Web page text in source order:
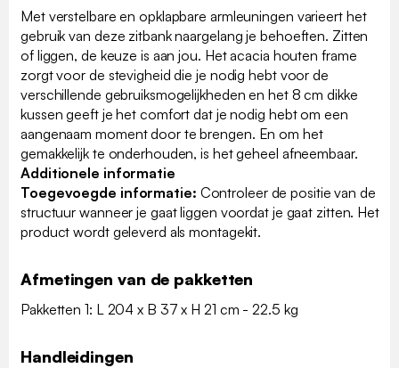
Met verstelbare en opklapbare armleuningen varieert het
gebruik van deze zitbank naargelang je behoeften. Zitten
of liggen, de keuze is aan jou. Het acacia houten frame
zorgt voor de stevigheid die je nodig hebt voor de
verschillende gebruiksmogelijkheden en het 8 cm dikke
kussen geeft je het comfort dat je nodig hebt om een
aangenaam moment door te brengen. En om het
gemakkelijk te onderhouden, is het geheel afneembaar.
Additionele informatie
Toegevoegde informatie: Controleer de positie van de
structuur wanneer je gaat liggen voordat je gaat zitten. Het
product wordt geleverd als montagekit.
Afmetingen van de pakketten
Pakketten 1: L 204 x B 37 x H 21 cm - 22.5 kg
Handleidingen